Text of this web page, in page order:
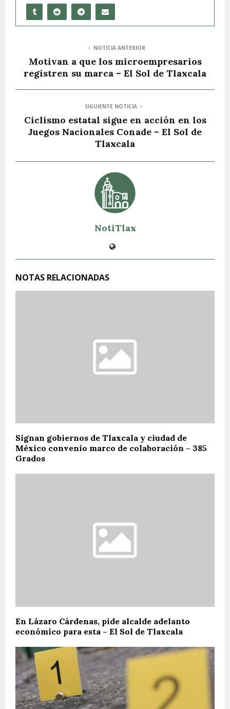
NOTICIA ANTERIOR
Motivan a que los microempresarios
registren su marca – El Sol de Tlaxcala
SIGUIENTE NOTICIA
Ciclismo estatal sigue en acción en los
Juegos Nacionales Conade – El Sol de
Tlaxcala
NotiTlax
NOTAS RELACIONADAS
Signan gobiernos de Tlaxcala y ciudad de
México convenio marco de colaboración – 385
Grados
En Lázaro Cárdenas, pide alcalde adelanto
económico para esta – El Sol de Tlaxcala